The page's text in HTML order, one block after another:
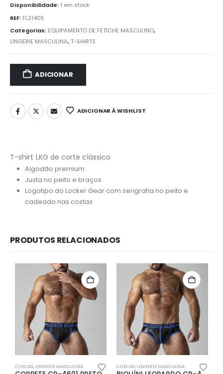
Disponibilidade: 1 em stock
REF: FL21405
Categorias: EQUIPAMENTO DE FETICHE MASCULINO,
LINGERIE MASCULINA,T-SHIRTS
ADICIONAR
ADICIONAR À WISHLIST
T-shirt LKG de corte clássico
Algodão premium
Justa no peito e braços
Logotipo do Locker Gear com serigrafia no peito e
cadeado nas costas
PRODUTOS RELACIONADOS
CUECAS, LINGERIE MASCULINA CUECAS, LINGERIE MASCULINA
Redes Sociais
Métodos de Pagamento